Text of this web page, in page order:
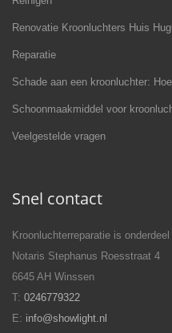
Renovatie Kroonluchters Huis
Reparatie
Schade aan een kroonluchter:
Schoonmaakmiddel voor
Veelgestelde vragen
Snel contact
Kroonluchterreparatie is
Notaris Stephanus Roesstraat 4
6645 AH Winssen
T:0246779322
E: info@showlight.nl